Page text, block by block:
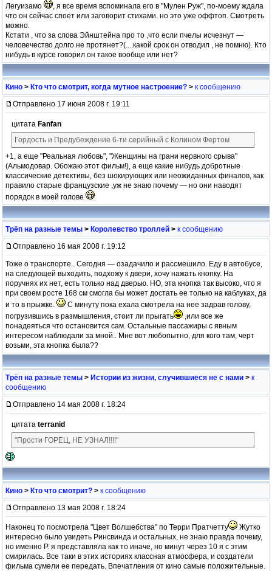
Легуизамо
, я все время вспоминала его в "Мулен Руж", по-моему ждала
что он сейчас споет или заговорит стихами. но это уже оффтоп. Смотреть
можно.
Кстати , что за слова Эйнштейна про то ,что если пчелы исчезнут —
человечество долго не протянет?(....какой срок он отводил , не помню). Кто
нибудь в курсе говорил он такое вообще или нет?
Кино > Кто что смотрит, когда мутное настроение? > к сообщению
Отправлено 17 июня 2008 г. 19:11
цитата Fanfan
Гордость и Предубеждение 6-ти серийный с Колином Фертом
+1, а еще "Реальная любовь", "Женщины на грани нервного срыва"
(Альмодовар. Обожаю этот фильм!), а еще какие нибудь добротные
классические детективы, без шокирующих или неожиданных финалов, как
правило старые французские ,уж не знаю почему — но они наводят
порядок в моей голове
Трёп на разные темы > Королевство троллей > к сообщению
Отправлено 16 мая 2008 г. 19:12
Тоже о транспорте.. Сегодня — озадачило и рассмешило. Еду в автобусе,
на следующей выходить, подхожу к двери, хочу нажать кнопку. На
поручнях их нет, есть только над дверью. НО, эта кнопка так высоко, что я
при своем росте 168 см смогла бы может достать ее только на каблуках, да
и то в прыжке.
С минуту пока ехала смотрела на нее задрав голову,
погрузившись в размышления, стоит ли прыгать
,или все же
понадеяться что остановится сам. Остальные пассажиры с явным
интересом наблюдали за мной.. Мне вот любопытно, для кого там, черт
возьми, эта кнопка была??
Трёп на разные темы > Истории из жизни, случившиеся не с нами > к
сообщению
Отправлено 14 мая 2008 г. 18:24
цитата terranid
"Прости ГОРЕЦ, НЕ УЗНАЛ!!!!"
Кино > Кто что смотрит? > к сообщению
Отправлено 13 мая 2008 г. 18:24
Наконец то посмотрела "Цвет Волшебства" по Терри Пратчетту
Жутко
интересно было увидеть Ринсвинда и остальных, не знаю правда почему,
но именно Р. я представляла как то иначе, но минут через 10 я с этим
смирилась. Все таки в этих историях классная атмосфера, и создатели
фильма сумели ее передать. Впечатления от кино самые положительные.